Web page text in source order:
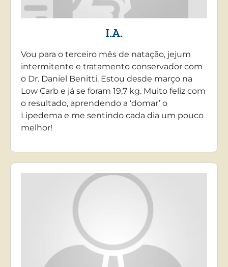
I.A.
Vou para o terceiro mês de natação, jejum
intermitente e tratamento conservador com
o Dr. Daniel Benitti. Estou desde março na
Low Carb e já se foram 19,7 kg. Muito feliz com
o resultado, aprendendo a ‘domar’ o
Lipedema e me sentindo cada dia um pouco
melhor!